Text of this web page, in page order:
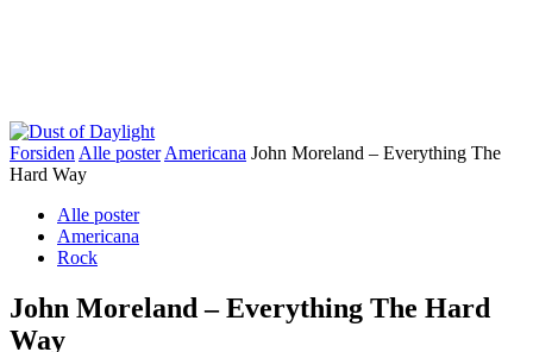
Forsiden Alle poster Americana John Moreland – Everything The
Hard Way
Alle poster
Americana
Rock
John Moreland – Everything The Hard
Way